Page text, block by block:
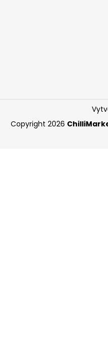
Copyright 2026